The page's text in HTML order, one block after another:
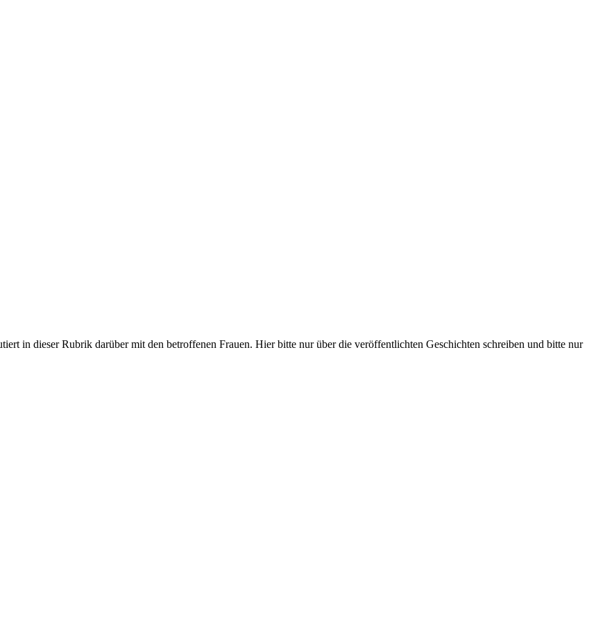
in dieser Rubrik darüber mit den betroffenen Frauen. Hier bitte nur über die veröffentlichten Geschichten schreiben und bitte nur